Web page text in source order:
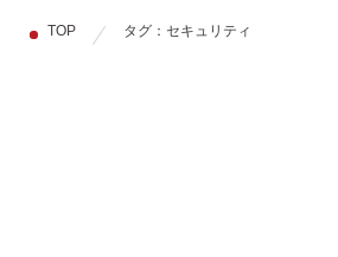
TOP タグ：セキュリティ